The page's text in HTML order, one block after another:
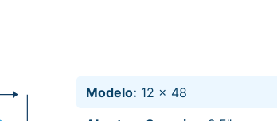
Modelo: 12 x 48